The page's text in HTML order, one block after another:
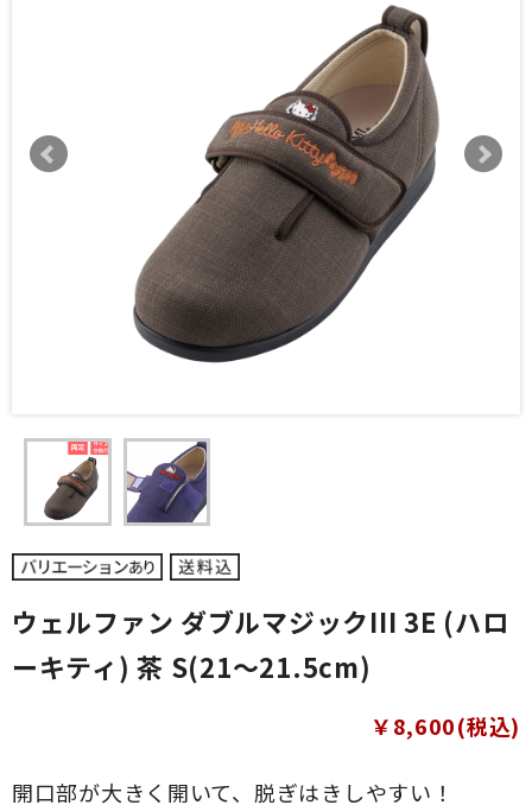
ウェルファン ダブルマジックIII 3E (ハロ
ーキティ) 茶 S(21～21.5cm)
開口部が大きく開いて、脱ぎはきしやすい！
￥8,600(税込)